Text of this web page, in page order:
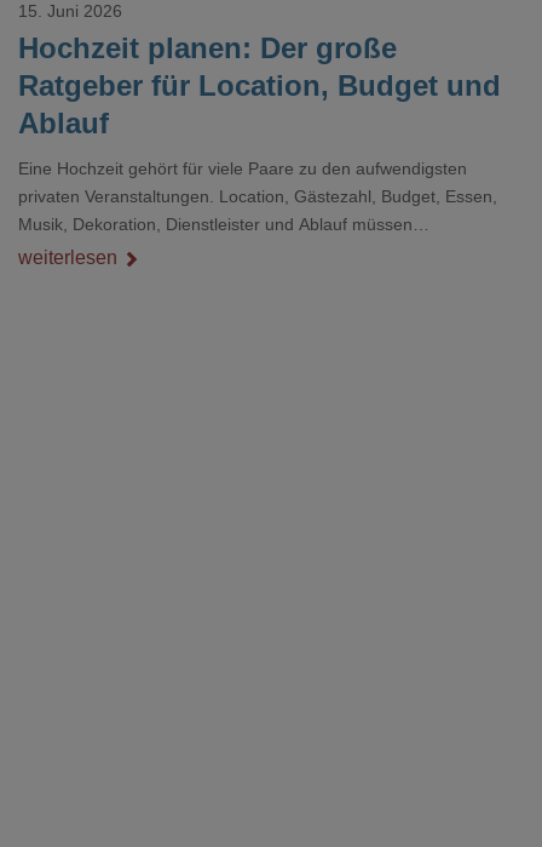
Hochzeit planen: Der große
Ratgeber für Location, Budget und
Ablauf
15. Juni 2026
Eine Hochzeit gehört für viele Paare zu den aufwendigsten
privaten Veranstaltungen. Location, Gästezahl, Budget, Essen,
Musik, Dekoration, Dienstleister und Ablauf müssen
zusammenpassen, damit der Tag gut organisiert ist und trotzdem
weiterlesen